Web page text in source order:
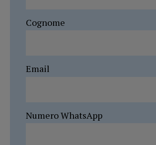
Cognome
Email
Numero WhatsApp